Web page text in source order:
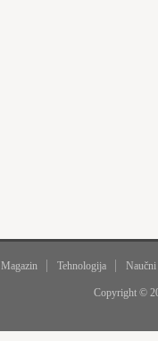
Magazin Tehnologija
Copyright ©